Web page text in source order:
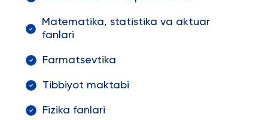
Matematika, statistika va aktuar
fanlari
Farmatsevtika
Tibbiyot maktabi
Fizika fanlari